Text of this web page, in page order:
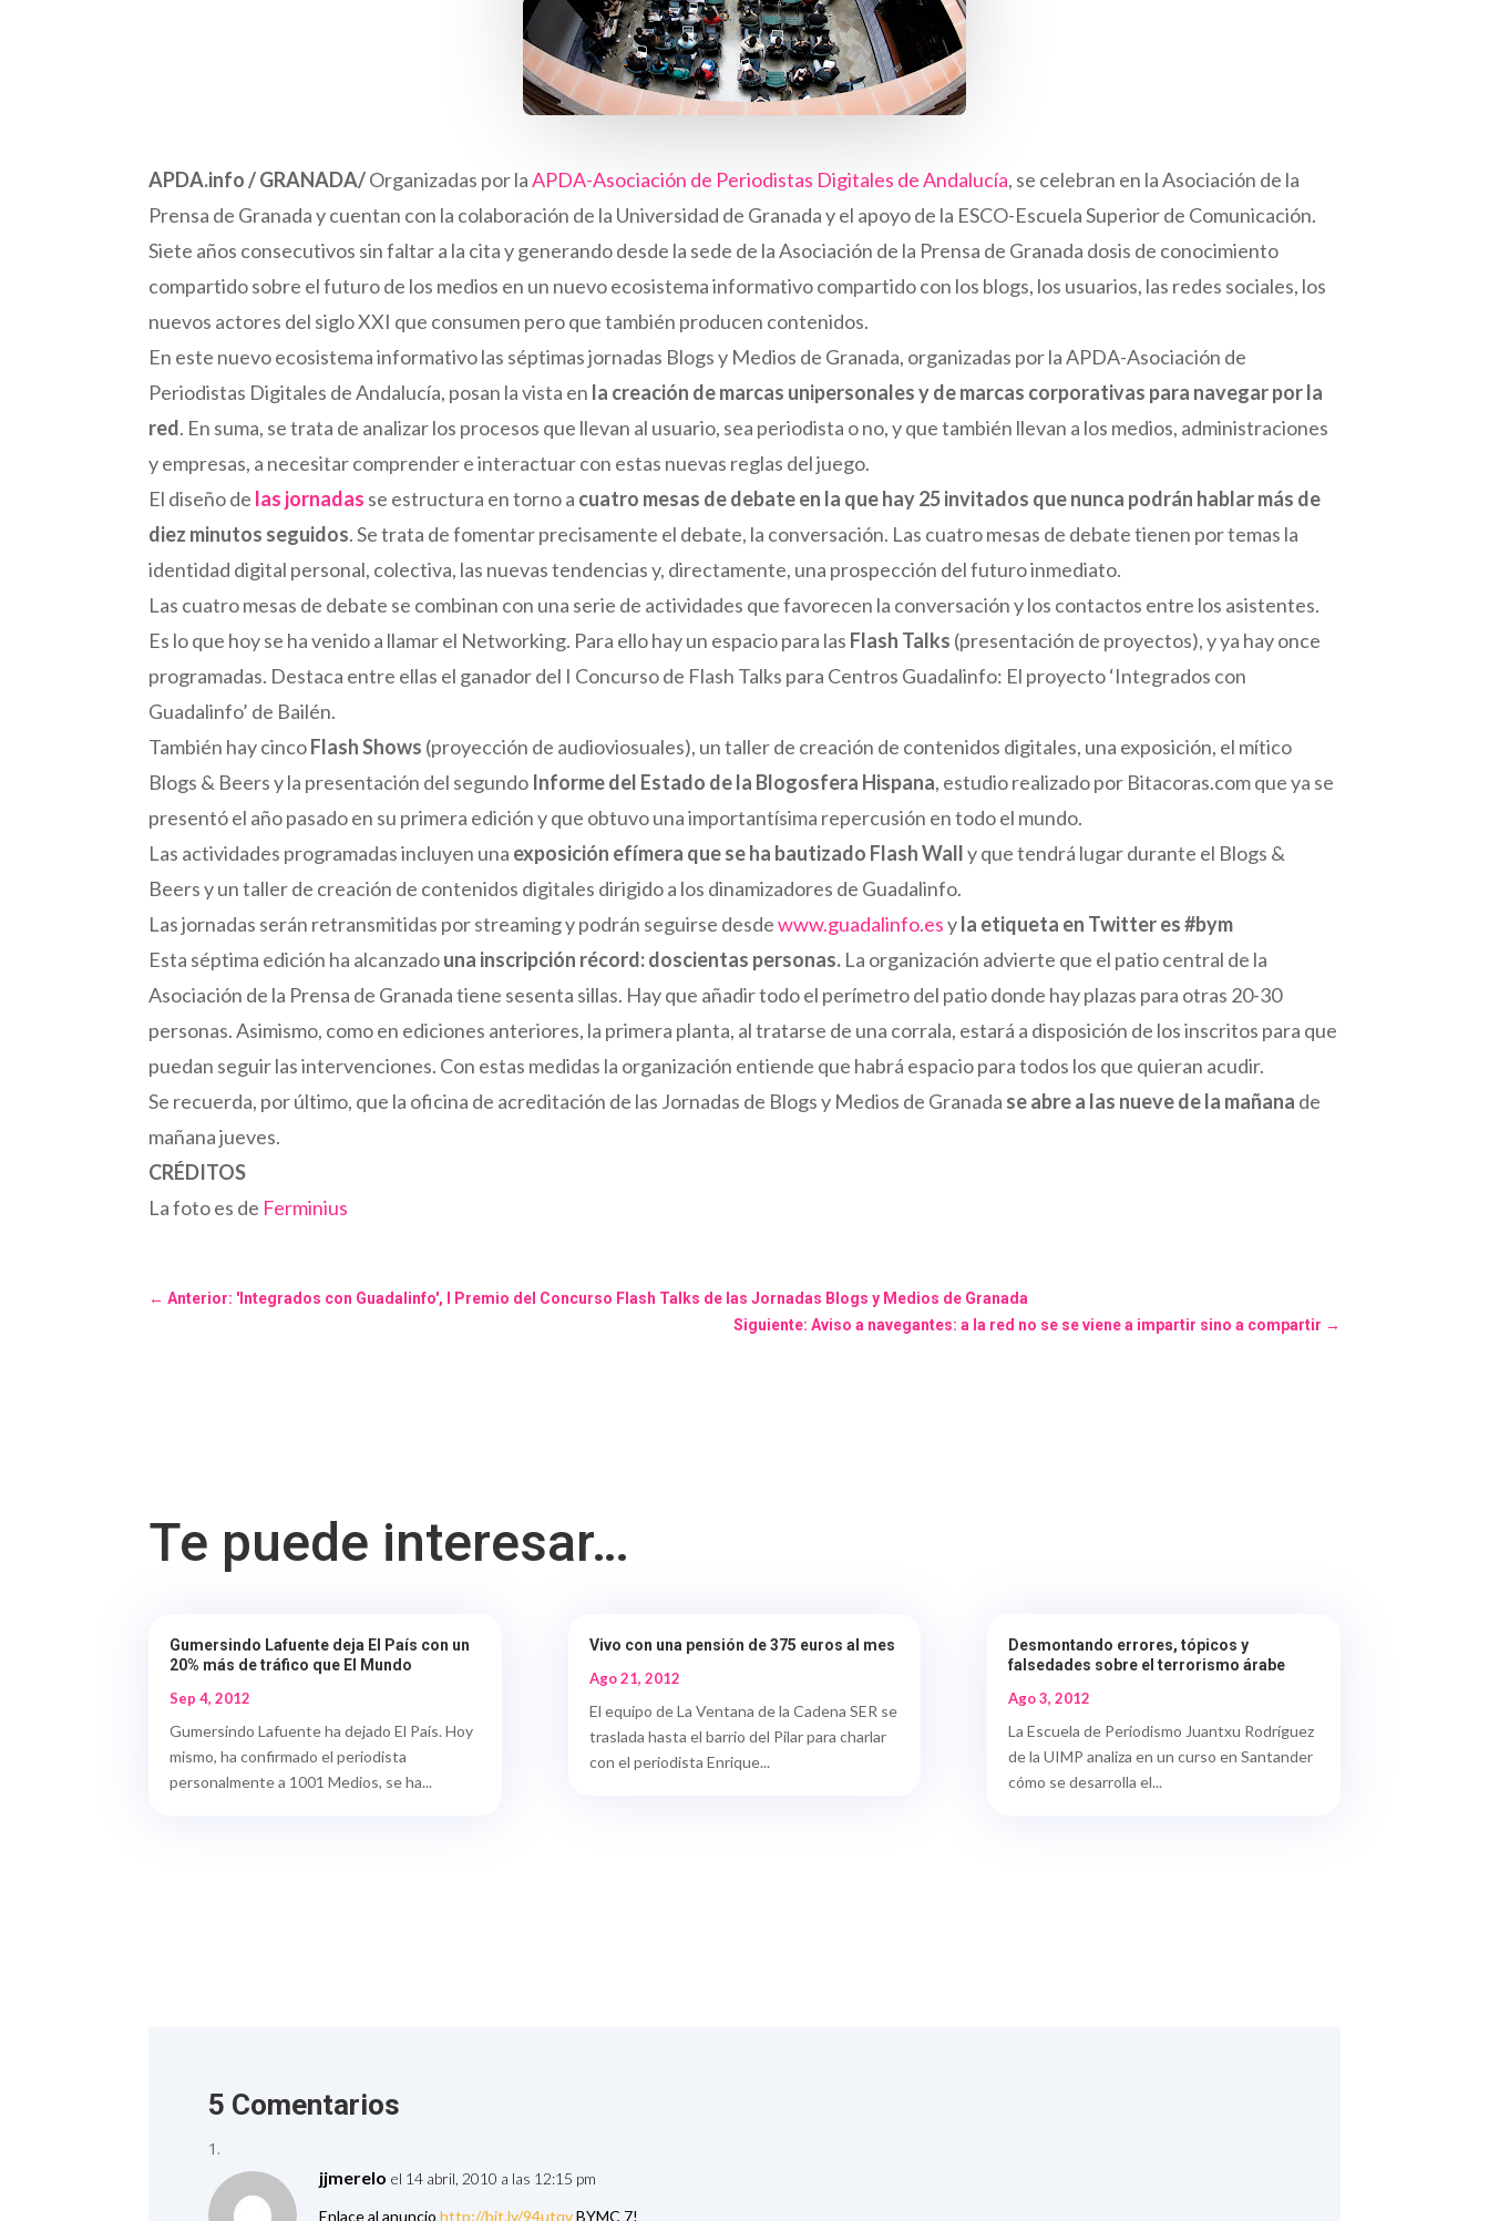
APDA.info / GRANADA/Organizadas por laAPDA-Asociación de Periodistas Digitales de Andalucía, se celebran en la Asociación de la
Prensa de Granada y cuentan con la colaboración de la Universidad de Granada y el apoyo de la ESCO-Escuela Superior de Comunicación.
Siete años consecutivos sin faltar a la cita y generando desde la sede de la Asociación de la Prensa de Granada dosis de conocimiento
compartido sobre el futuro de los medios en un nuevo ecosistema informativo compartido con los blogs, los usuarios, las redes sociales, los
nuevos actores del siglo XXI que consumen pero que también producen contenidos.
En este nuevo ecosistema informativo las séptimas jornadas Blogs y Medios de Granada, organizadas por la APDA-Asociación de
Periodistas Digitales de Andalucía, posan la vista en la creación de marcas unipersonales y de marcas corporativas para navegar por la
red. En suma, se trata de analizar los procesos que llevan al usuario, sea periodista o no, y que también llevan a los medios, administraciones
y empresas, a necesitar comprender e interactuar con estas nuevas reglas del juego.
El diseño de las jornadas se estructura en torno a cuatro mesas de debate en la que hay 25 invitados que nunca podrán hablar más de
diez minutos seguidos. Se trata de fomentar precisamente el debate, la conversación. Las cuatro mesas de debate tienen por temas la
identidad digital personal, colectiva, las nuevas tendencias y, directamente, una prospección del futuro inmediato.
Las cuatro mesas de debate se combinan con una serie de actividades que favorecen la conversación y los contactos entre los asistentes.
Es lo que hoy se ha venido a llamar el Networking. Para ello hay un espacio para las Flash Talks (presentación de proyectos), y ya hay once
programadas. Destaca entre ellas el ganador del I Concurso de Flash Talks para Centros Guadalinfo: El proyecto ‘Integrados con
Guadalinfo’ de Bailén.
También hay cincoFlash Shows (proyección de audioviosuales), un taller de creación de contenidos digitales, una exposición, el mítico
Blogs & Beers y la presentación del segundo Informe del Estado de la Blogosfera Hispana, estudio realizado por Bitacoras.com que ya se
presentó el año pasado en su primera edición y que obtuvo una importantísima repercusión en todo el mundo.
Las actividades programadas incluyen una exposición efímera que se ha bautizado Flash Wally que tendrá lugar durante el Blogs &
Beers y un taller de creación de contenidos digitales dirigido a los dinamizadores de Guadalinfo.
Las jornadas serán retransmitidas por streaming y podrán seguirse desdewww.guadalinfo.esyla etiqueta en Twitter es #bym
Esta séptima edición ha alcanzadouna inscripción récord: doscientas personas. La organización advierte que el patio central de la
Asociación de la Prensa de Granada tiene sesenta sillas. Hay que añadir todo el perímetro del patio donde hay plazas para otras 20-30
personas. Asimismo, como en ediciones anteriores, la primera planta, al tratarse de una corrala, estará a disposición de los inscritos para que
puedan seguir las intervenciones. Con estas medidas la organización entiende que habrá espacio para todos los que quieran acudir.
Se recuerda, por último, que la oficina de acreditación de las Jornadas de Blogs y Medios de Granada se abre a las nueve de la mañana de
mañana jueves.
CRÉDITOS
La foto es de Ferminius
←Anterior: 'Integrados con Guadalinfo', I Premio del Concurso Flash Talks de las Jornadas Blogs y Medios de Granada
Siguiente: Aviso a navegantes: a la red no se se viene a impartir sino a compartir →
Te puede interesar…
Gumersindo Lafuente deja El País con un
20% más de tráfico que El Mundo
Sep 4, 2012
Gumersindo Lafuente ha dejado El País. Hoy
mismo, ha confirmado el periodista
personalmente a 1001 Medios, se ha...
Vivo con una pensión de 375 euros al mes
Ago 21, 2012
El equipo de La Ventana de la Cadena SER se
traslada hasta el barrio del Pilar para charlar
con el periodista Enrique...
Desmontando errores, tópicos y
falsedades sobre el terrorismo árabe
Ago 3, 2012
La Escuela de Periodismo Juantxu Rodríguez
de la UIMP analiza en un curso en Santander
cómo se desarrolla el...
5 Comentarios
jjmerelo el 14 abril, 2010 a las 12:15 pm
Enlace al anunciohttp://bit.ly/94utqvBYMC 7!